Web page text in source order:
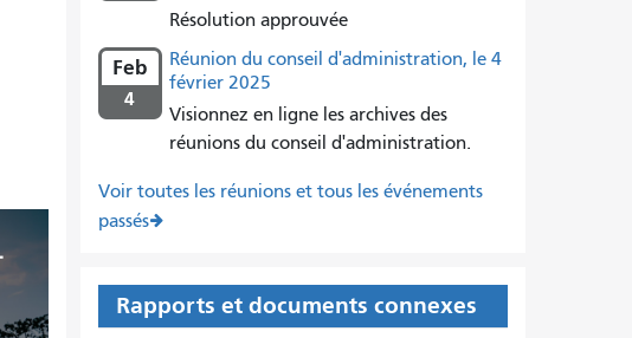
Résolution approuvée
Feb
4
Réunion du conseil d'administration, le 4
février 2025
Visionnez en ligne les archives des
réunions du conseil d'administration.
Voir toutes les réunions et tous les événements
passés
Rapports et documents connexes